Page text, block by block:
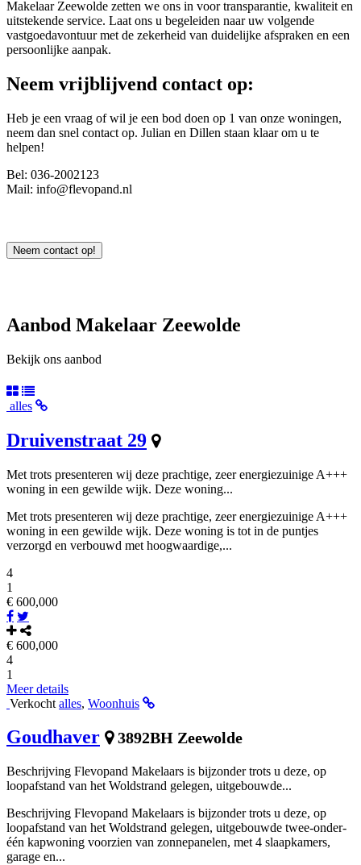
Makelaar Zeewolde zetten we ons in voor transparantie, kwaliteit en
uitstekende service. Laat ons u begeleiden naar uw volgende
vastgoedavontuur met de zekerheid van duidelijke afspraken en een
persoonlijke aanpak.
Neem vrijblijvend contact op:
Heb je een vraag of wil je een bod doen op 1 van onze woningen,
neem dan snel contact op. Julian en Dillen staan klaar om u te
helpen!
Bel: 036-2002123
Mail: info@flevopand.nl
Neem contact op!
Aanbod Makelaar Zeewolde
Bekijk ons aanbod
alles
Druivenstraat 29
Met trots presenteren wij deze prachtige, zeer energiezuinige A+++
woning in een gewilde wijk. Deze woning...
Met trots presenteren wij deze prachtige, zeer energiezuinige A+++
woning in een gewilde wijk. Deze woning is tot in de puntjes
verzorgd en verbouwd met hoogwaardige,...
4
1
€ 600,000
€ 600,000
4
1
Meer details
Verkocht alles, Woonhuis
Goudhaver 3892BH Zeewolde
Beschrijving Flevopand Makelaars is bijzonder trots u deze, op
loopafstand van het Woldstrand gelegen, uitgebouwde...
Beschrijving Flevopand Makelaars is bijzonder trots u deze, op
loopafstand van het Woldstrand gelegen, uitgebouwde twee-onder-
één kapwoning voorzien van zonnepanelen, met 4 slaapkamers,
garage en...